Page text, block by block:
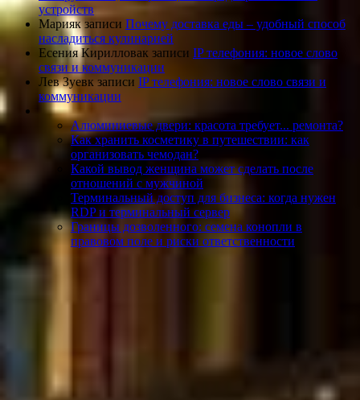
устройств
Марияк записи Почему доставка еды – удобный способ
насладиться кулинарией
Есения Кирилловак записи IP телефония: новое слово
связи и коммуникации
Лев Зуевк записи IP телефония: новое слово связи и
коммуникации
Алюминиевые двери: красота требует... ремонта?
Как хранить косметику в путешествии: как
организовать чемодан?
Какой вывод женщина может сделать после
отношений с мужчиной
Терминальный доступ для бизнеса: когда нужен
RDP и терминальный сервер
Границы дозволенного: семена конопли в
правовом поле и риски ответственности